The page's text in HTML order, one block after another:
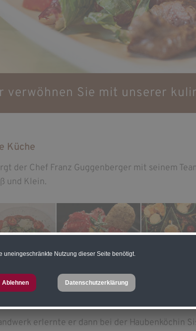
verwöhnen Sie mit unserer
Küche
der Chef Franz Guggenberger mit seinem
und Klein.
erlernte er dann bei der Haubenköchin
uneingeschränkte Nutzung dieser Seite benötigt.
Ablehnen Datenschutzerklärung